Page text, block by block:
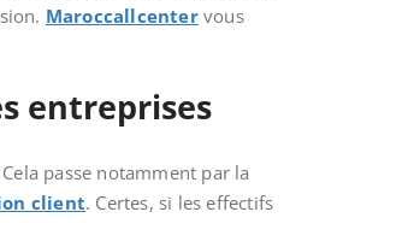
Maroccallcentervous
entreprises
passe notamment par la
client. Certes, si les effectifs